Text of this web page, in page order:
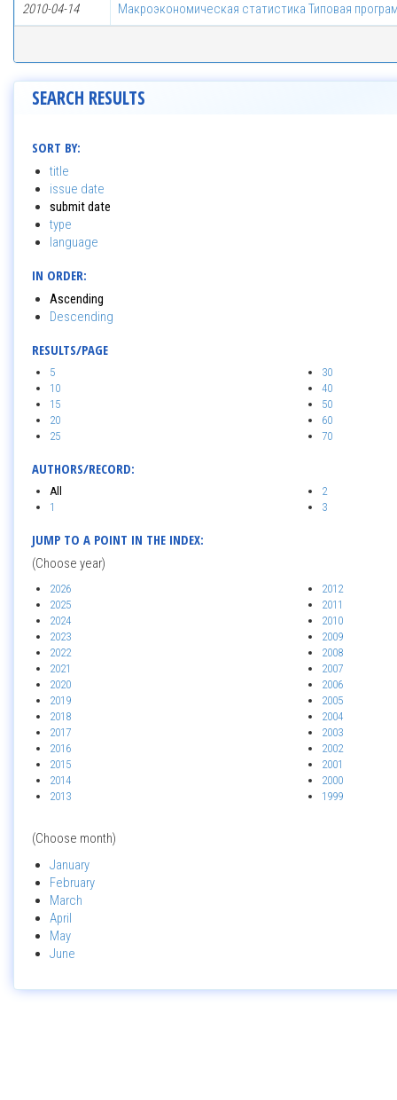
2010-04-14 Макроэкономическая статистика Типовая
SEARCH RESULTS
SORT BY:
title
issue date
submit date
type
language
IN ORDER:
Ascending
Descending
RESULTS/PAGE
5
10
15
20
25
30
40
50
60
70
AUTHORS/RECORD:
All
1
2
3
JUMP TO A POINT IN THE INDEX:
(Choose year)
2026
2025
2024
2023
2022
2021
2020
2019
2018
2017
2016
2015
2014
2013
2012
2011
2010
2009
2008
2007
2006
2005
2004
2003
2002
2001
2000
1999
(Choose month)
January
February
March
April
May
June